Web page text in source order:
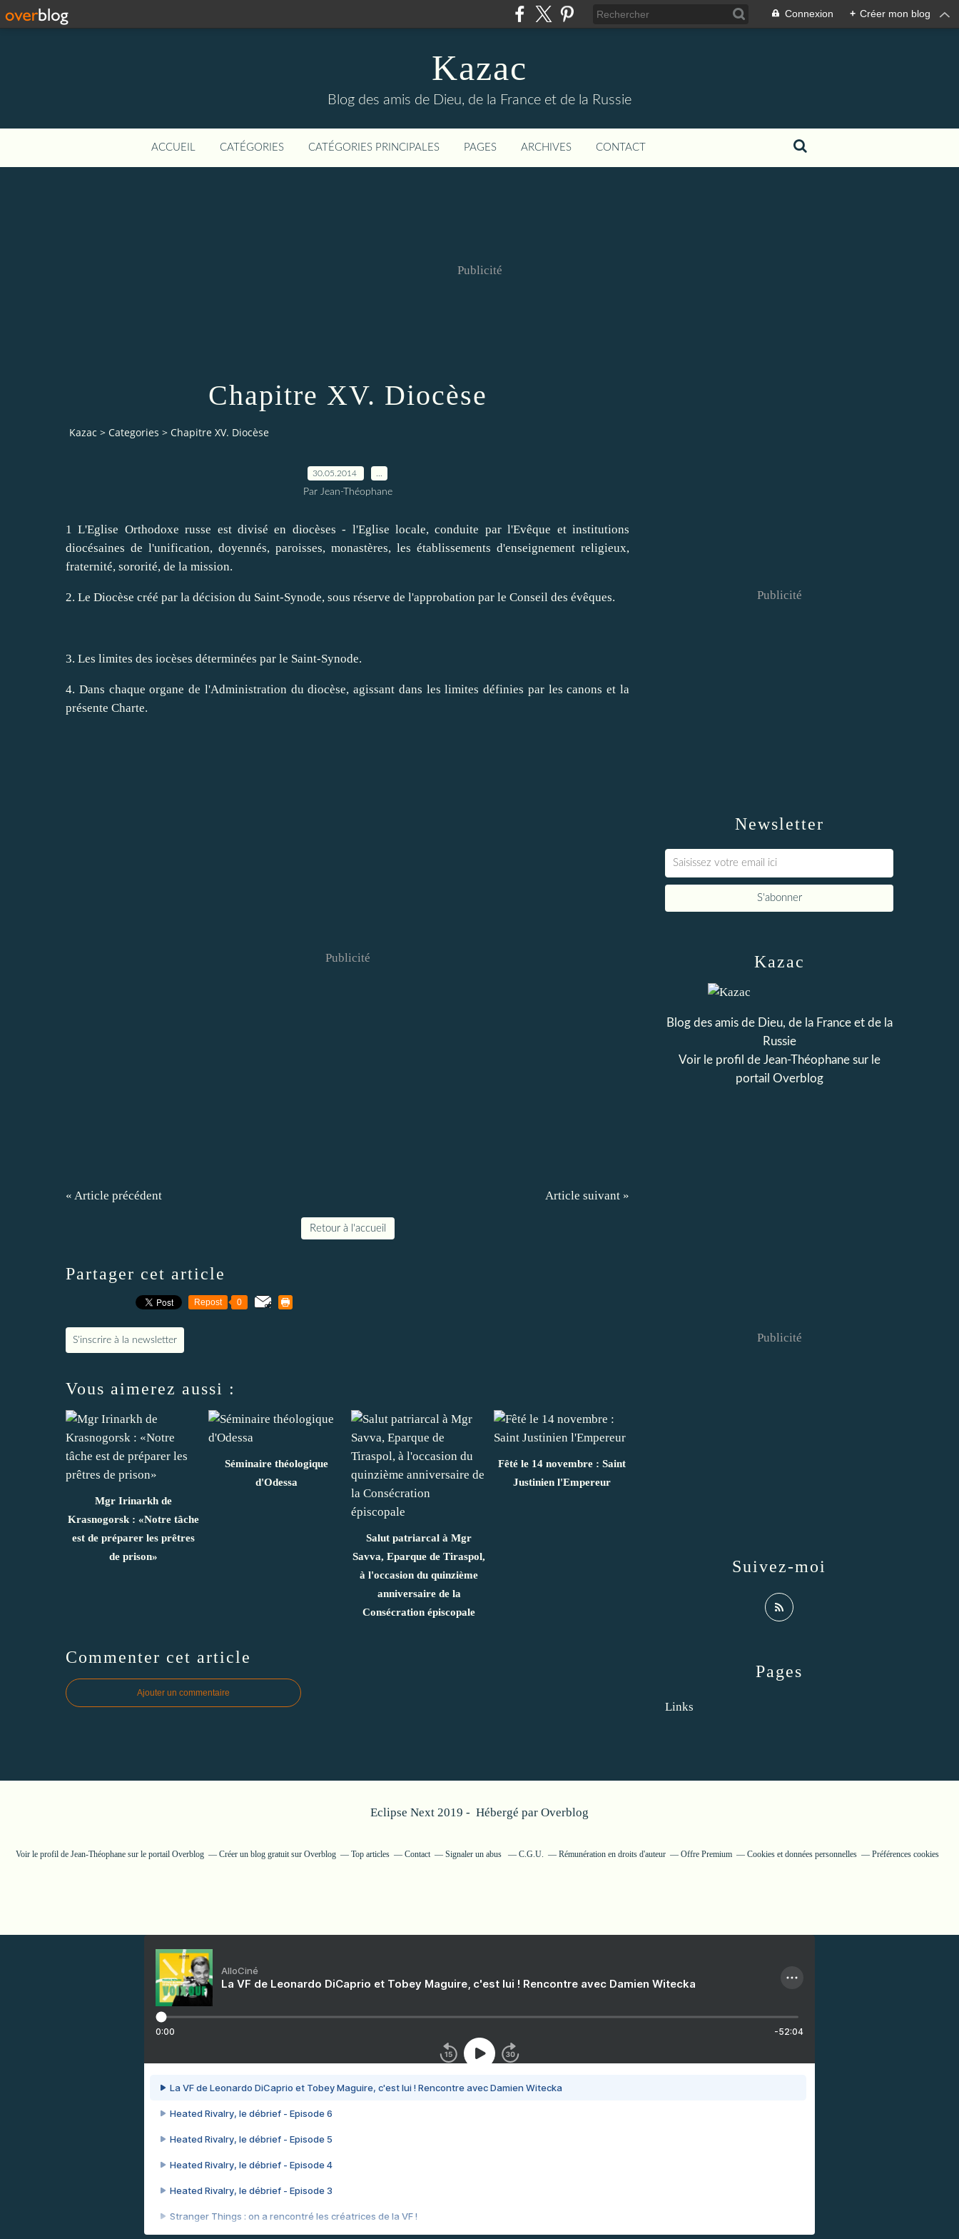
Connexion + Créer mon blog
Kazac
Blog des amis de Dieu, de la France et de la Russie
ACCUEIL CATÉGORIES CATÉGORIES PRINCIPALES PAGES ARCHIVES CONTACT
Publicité
Chapitre XV. Diocèse
Kazac > Categories > Chapitre XV. Diocèse
30.05.2014
Par Jean-Théophane
1 L'Eglise Orthodoxe russe est divisé en diocèses - l'Eglise locale, conduite par l'Evêque et institutions
diocésaines de l'unification, doyennés, paroisses, monastères, les établissements d'enseignement religieux,
fraternité, sororité, de la mission.
2. Le Diocèse créé par la décision du Saint-Synode, sous réserve de l'approbation par le Conseil des évêques.
3. Les limites des iocèses déterminées par le Saint-Synode.
4. Dans chaque organe de l'Administration du diocèse, agissant dans les limites définies par les canons et la
présente Charte.
Publicité
« Article précédent Article suivant »
Retour à l'accueil
Partager cet article
Repost 0
S'inscrire à la newsletter
Vous aimerez aussi :
Mgr Irinarkh de
Krasnogorsk : «Notre tâche
est de préparer les prêtres
de prison»
Séminaire théologique
d'Odessa
Salut patriarcal à Mgr
Savva, Eparque de Tiraspol,
à l'occasion du quinzième
anniversaire de la
Consécration épiscopale
Fêté le 14 novembre : Saint
Justinien l'Empereur
Commenter cet article
Ajouter un commentaire
Newsletter
Publicité
Pages
Links
Kazac
Blog des amis de Dieu, de la France et de la
Russie
Voir le profil de Jean-Théophanesur le
portail Overblog
Suivez-moi
Publicité
Eclipse Next 2019 - Hébergé par Overblog
Voir le profil de Jean-Théophane sur le portail Overblog Créer un blog gratuit sur Overblog Top articles Contact Signaler un abus C.G.U. Rémunération en droits d'auteur Offre Premium Cookies et données personnelles Préférences cookies
AlloCiné
La VF de Leonardo DiCaprio et Tobey Maguire, c'est lui ! Rencontre avec Damien Witecka
0:00 -52:04
La VF de Leonardo DiCaprio et Tobey Maguire, c'est lui ! Rencontre avec Damien Witecka
Heated Rivalry, le débrief - Episode 6
Heated Rivalry, le débrief - Episode 5
Heated Rivalry, le débrief - Episode 4
Heated Rivalry, le débrief - Episode 3
Stranger Things : on a rencontré les créatrices de la VF !